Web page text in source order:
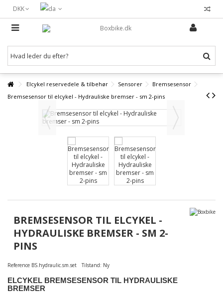
DKK
Elcykel reservedele & tilbehør Sensorer
Bremsesensor
Bremsesensor til elcykel - Hydrauliske bremser - sm 2-pins
BREMSESENSOR TIL ELCYKEL -
HYDRAULISKE BREMSER - SM 2-
PINS
Reference BS.hydraulic.sm.set Tilstand: Ny
ELCYKEL BREMSESENSOR TIL HYDRAULISKE
BREMSER